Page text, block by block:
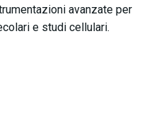
avanzate per
e studi cellulari.